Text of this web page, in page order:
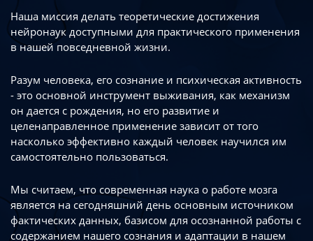
Наша миссия делать теоретические достижения
нейронаук доступными для практического применения
в нашей повседневной жизни.
Разум человека, его сознание и психическая активность
- это основной инструмент выживания, как механизм
он дается с рождения, но его развитие и
целенаправленное применение зависит от того
насколько эффективно каждый человек научился им
самостоятельно пользоваться.
Мы считаем, что современная наука о работе мозга
является на сегодняшний день основным источником
фактических данных, базисом для осознанной работы с
содержанием нашего сознания и адаптации в нашем